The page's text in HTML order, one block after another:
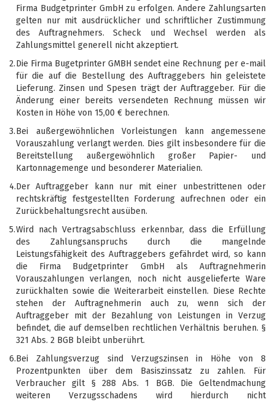
Firma Budgetprinter GmbH zu erfolgen. Andere Zahlungsarten
gelten nur mit ausdrücklicher und schriftlicher Zustimmung
des Auftragnehmers. Scheck und Wechsel werden als
Zahlungsmittel generell nicht akzeptiert.
2.Die Firma Bugetprinter GMBH sendet eine Rechnung per e-mail
für die auf die Bestellung des Auftraggebers hin geleistete
Lieferung. Zinsen und Spesen trägt der Auftraggeber. Für die
Änderung einer bereits versendeten Rechnung müssen wir
Kosten in Höhe von 15,00 € berechnen.
3.Bei außergewöhnlichen Vorleistungen kann angemessene
Vorauszahlung verlangt werden. Dies gilt insbesondere für die
Bereitstellung außergewöhnlich großer Papier- und
Kartonnagemenge und besonderer Materialien.
4.Der Auftraggeber kann nur mit einer unbestrittenen oder
rechtskräftig festgestellten Forderung aufrechnen oder ein
Zurückbehaltungsrecht ausüben.
5.Wird nach Vertragsabschluss erkennbar, dass die Erfüllung
des Zahlungsanspruchs durch die mangelnde
Leistungsfähigkeit des Auftraggebers gefährdet wird, so kann
die Firma Budgetprinter GmbH als Auftragnehmerin
Vorauszahlungen verlangen, noch nicht ausgelieferte Ware
zurückhalten sowie die Weiterarbeit einstellen. Diese Rechte
stehen der Auftragnehmerin auch zu, wenn sich der
Auftraggeber mit der Bezahlung von Leistungen in Verzug
befindet, die auf demselben rechtlichen Verhältnis beruhen. §
321 Abs. 2 BGB bleibt unberührt.
6.Bei Zahlungsverzug sind Verzugszinsen in Höhe von 8
Prozentpunkten über dem Basiszinssatz zu zahlen. Für
Verbraucher gilt § 288 Abs. 1 BGB. Die Geltendmachung
weiteren Verzugsschadens wird hierdurch nicht